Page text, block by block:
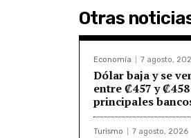
Otras
Economía 7 agosto,
Dólar baja y se
entre ₡457 y
principales
Turismo 7 agosto, 2026